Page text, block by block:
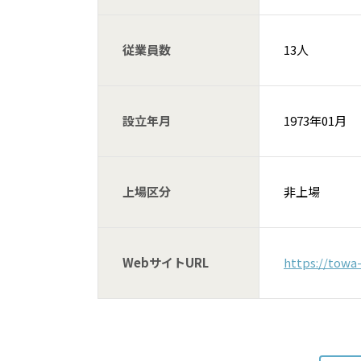
従業員数 13人
設立年月 1973年01月
上場区分 非上場
WebサイトURL https://